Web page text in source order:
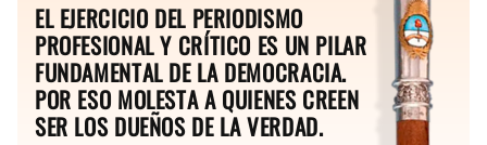
EL EJERCICIO DEL PERIODISMO
PROFESIONAL Y CRÍTICO ES UN PILAR
FUNDAMENTAL DE LA DEMOCRACIA.
POR ESO MOLESTA A QUIENES CREEN
SER LOS DUEÑOS DE LA VERDAD.